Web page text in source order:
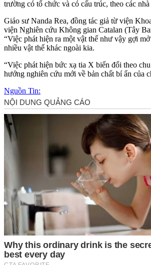
trường có tổ chức và có cấu trúc, theo các
Giáo sư Nanda Rea, đồng tác giả từ viện
viện Nghiên cứu Không gian Catalan (Tây
“Việc phát hiện ra một vật thể như vậy gợi
nhiều vật thể khác ngoài kia.
“Việc phát hiện bức xạ tia X biến đổi theo
hướng nghiên cứu mới về bản chất bí ẩn của
Nguồn Tin: